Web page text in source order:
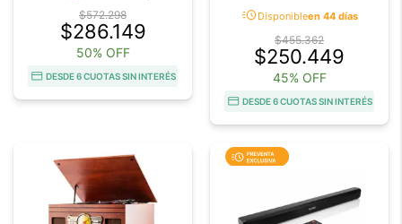
$572.298
$286.149
50% OFF
DESDE 6 CUOTAS SIN INTERÉS
acuteDisponibleen 44 días
$455.362
$250.449
45% OFF
DESDE 6 CUOTAS SIN INTERÉS